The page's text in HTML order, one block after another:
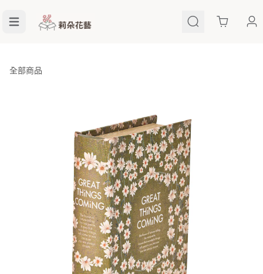
Cart
全部商品